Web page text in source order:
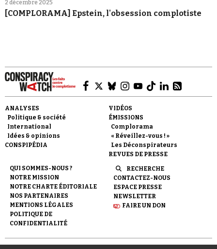
2 décembre 2025
[COMPLORAMA] Epstein, l'obsession complotiste
ANALYSES
Politique & société
International
Idées & opinions
CONSPIPÉDIA
VIDÉOS
ÉMISSIONS
Complorama
« Réveillez-vous ! »
Les Déconspirateurs
REVUES DE PRESSE
QUI SOMMES-NOUS ?
NOTRE MISSION
NOTRE CHARTE ÉDITORIALE
NOS PARTENAIRES
MENTIONS LÉGALES
POLITIQUE DE
CONFIDENTIALITÉ
RECHERCHE
CONTACTEZ-NOUS
ESPACE PRESSE
NEWSLETTER
FAIRE UN DON